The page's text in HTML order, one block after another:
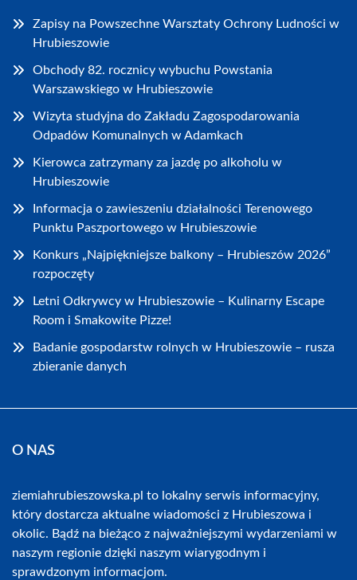
Zapisy na Powszechne Warsztaty Ochrony Ludności w
Hrubieszowie
Obchody 82. rocznicy wybuchu Powstania
Warszawskiego w Hrubieszowie
Wizyta studyjna do Zakładu Zagospodarowania
Odpadów Komunalnych w Adamkach
Kierowca zatrzymany za jazdę po alkoholu w
Hrubieszowie
Informacja o zawieszeniu działalności Terenowego
Punktu Paszportowego w Hrubieszowie
Konkurs „Najpiękniejsze balkony – Hrubieszów 2026”
rozpoczęty
Letni Odkrywcy w Hrubieszowie – Kulinarny Escape
Room i Smakowite Pizze!
Badanie gospodarstw rolnych w Hrubieszowie – rusza
zbieranie danych
O NAS
ziemiahrubieszowska.pl to lokalny serwis informacyjny,
który dostarcza aktualne wiadomości z Hrubieszowa i
okolic. Bądź na bieżąco z najważniejszymi wydarzeniami w
naszym regionie dzięki naszym wiarygodnym i
sprawdzonym informacjom.